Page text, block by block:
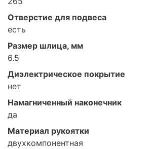
Отверстие для подвеса
есть
Размер шлица, мм
6.5
Диэлектрическое покрытие
нет
Намагниченный наконечник
да
Материал рукоятки
двухкомпонентная